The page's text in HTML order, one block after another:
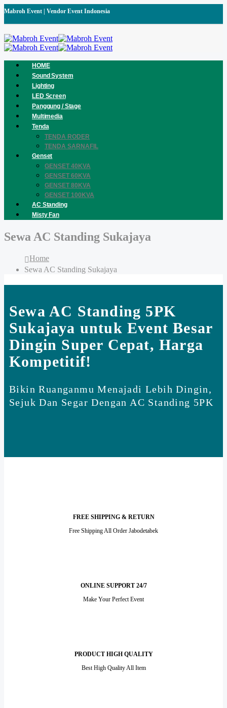
Mabroh Event | Vendor Event Indonesia
HOME
Sound System
Lighting
LED Screen
Panggung / Stage
Multimedia
Tenda
TENDA RODER
TENDA SARNAFIL
Genset
GENSET 40KVA
GENSET 60KVA
GENSET 80KVA
GENSET 100KVA
AC Standing
Misty Fan
Sewa AC Standing Sukajaya
Home
Sewa AC Standing Sukajaya
Sewa AC Standing 5PK
Sukajaya untuk Event Besar
Dingin Super Cepat, Harga
Kompetitif!
Bikin Ruanganmu Menajadi Lebih Dingin,
Sejuk Dan Segar Dengan AC Standing 5PK
FREE SHIPPING & RETURN
Free Shipping All Order Jabodetabek
ONLINE SUPPORT 24/7
Make Your Perfect Event
PRODUCT HIGH QUALITY
Best High Quality All Item